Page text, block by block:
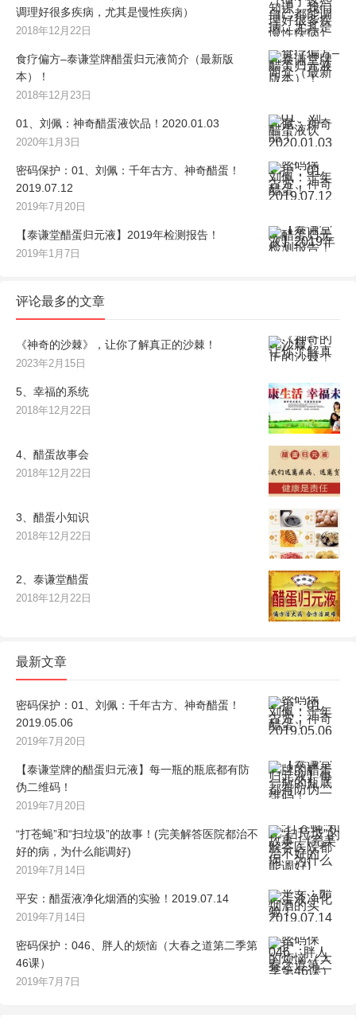
调理好很多疾病，尤其是慢性疾病）
2018年12月22日
食疗偏方–泰谦堂牌醋蛋归元液简介（最新版
本）！
2018年12月23日
01、刘佩：神奇醋蛋液饮品！2020.01.03
2020年1月3日
密码保护：01、刘佩：千年古方、神奇醋蛋！
2019.07.12
2019年7月20日
【泰谦堂醋蛋归元液】2019年检测报告！
2019年1月7日
评论最多的文章
《神奇的沙棘》，让你了解真正的沙棘！
2023年2月15日
5、幸福的系统
2018年12月22日
4、醋蛋故事会
2018年12月22日
3、醋蛋小知识
2018年12月22日
2、泰谦堂醋蛋
2018年12月22日
最新文章
密码保护：01、刘佩：千年古方、神奇醋蛋！
2019.05.06
2019年7月20日
【泰谦堂牌的醋蛋归元液】每一瓶的瓶底都有防
伪二维码！
2019年7月20日
“打苍蝇”和“扫垃圾”的故事！(完美解答医院都治不
好的病，为什么能调好)
2019年7月14日
平安：醋蛋液净化烟酒的实验！2019.07.14
2019年7月14日
密码保护：046、胖人的烦恼（大春之道第二季第
46课）
2019年7月7日